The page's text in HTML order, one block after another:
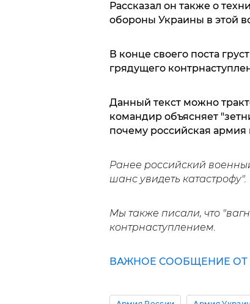
Рассказал он также о
обороны Украины в этой
В конце своего поста
грядущего
Данный текст можно
командир объясняет
почему российская
Ранее российский
шанс увидеть катастрофу".
Мы также писали, что
контрнаступлением.
ВАЖНОЕ СООБЩЕНИЕ ОТ